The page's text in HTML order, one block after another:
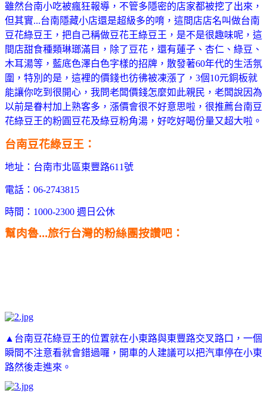
雖然台南小吃被瘋狂報導，不管多隱密的店家都被挖了出來，
但其實...台南隱藏小店還是超級多的唷，這間店店名叫做台南
豆花綠豆王，把自己稱做豆花王綠豆王，是不是很趣味呢，這
間店甜食種類琳瑯滿目，除了豆花，還有蓮子、杏仁、綠豆、
木耳湯等，藍底色澤白色字樣的招牌，散發著60年代的生活氛
圍，特別的是，這裡的價錢也彷彿被凍漲了，3個10元銅板就
能讓你吃到很開心，我問老闆價錢怎麼如此親民，老闆說因為
以前是眷村加上熟客多，漲價會很不好意思啦，很推薦台南豆
花綠豆王的粉圓豆花及綠豆粉角湯，好吃好喝份量又超大啦。
台南豆花綠豆王：
地址：台南市北區東豐路611號
電話：06-2743815
時間：1000-2300 週日公休
幫肉魯...旅行台灣的粉絲團按讚吧：
▲台南豆花綠豆王的位置就在小東路與東豐路交叉路口，一個
瞬間不注意看就會錯過囉，開車的人建議可以把汽車停在小東
路然後走進來。